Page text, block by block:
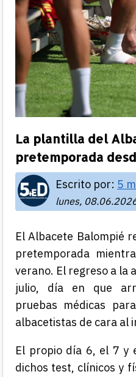
La plantilla del
pretemporada
Escrito por: 5
lunes,
El Albacete Balompié
pretemporada
verano. El regreso a la
julio, día en que
pruebas médicas
albacetistas de cara al
El propio día 6, el 7 y
dichos test, clínicos y